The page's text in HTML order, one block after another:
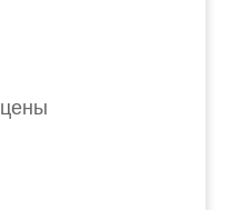
Музеи — расписание и цены